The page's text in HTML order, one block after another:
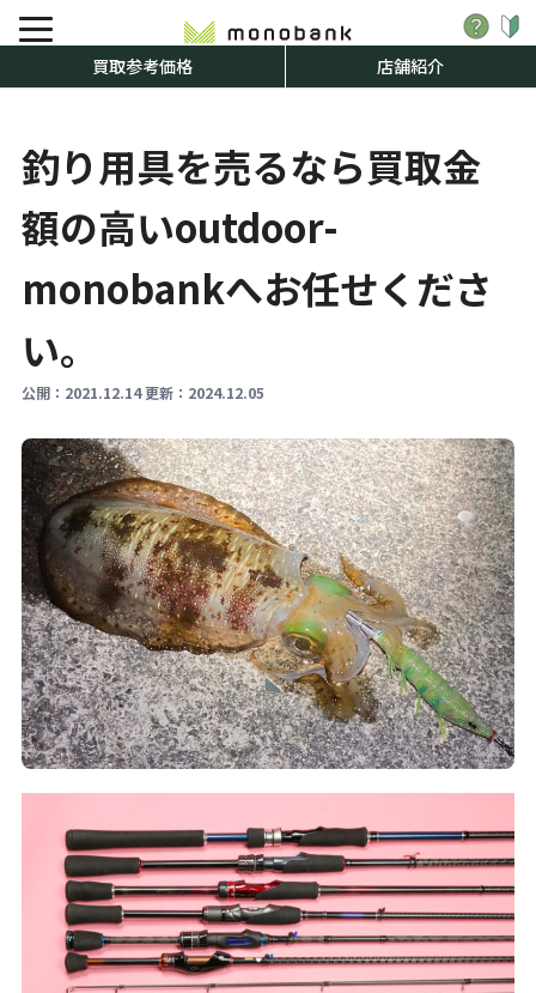
買取参考価格 店舗紹介
釣り用具を売るなら買取金
額の高いoutdoor-
monobankへお任せくださ
い。
公開： 2021.12.14 更新： 2024.12.05